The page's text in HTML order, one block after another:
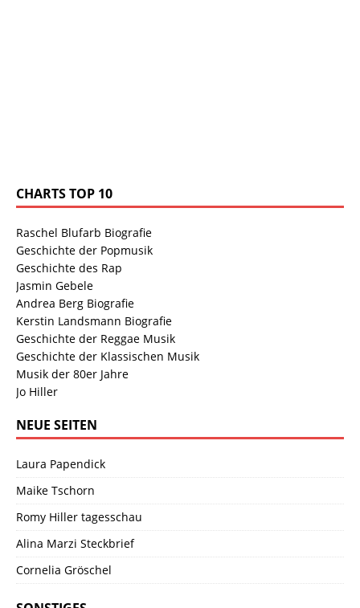
CHARTS TOP 10
Raschel Blufarb Biografie
Geschichte der Popmusik
Geschichte des Rap
Jasmin Gebele
Andrea Berg Biografie
Kerstin Landsmann Biografie
Geschichte der Reggae Musik
Geschichte der Klassischen Musik
Musik der 80er Jahre
Jo Hiller
NEUE SEITEN
Laura Papendick
Maike Tschorn
Romy Hiller tagesschau
Alina Marzi Steckbrief
Cornelia Gröschel